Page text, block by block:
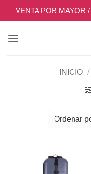
VENTA POR MAYOR
INICIO /